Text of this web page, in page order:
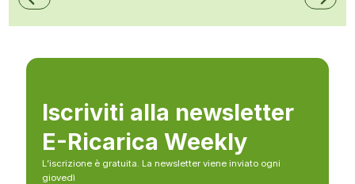
Iscriviti alla newsletter
E-Ricarica Weekly
L’iscrizione è gratuita. La newsletter viene inviato ogni
giovedì